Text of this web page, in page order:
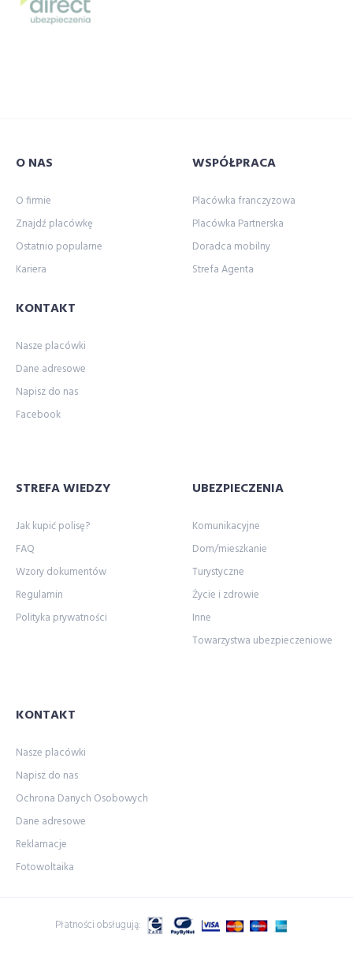
O NAS
O firmie
Znajdź placówkę
Ostatnio popularne
Kariera
KONTAKT
Nasze placówki
Dane adresowe
Napisz do nas
Facebook
WSPÓŁPRACA
Placówka franczyzowa
Placówka Partnerska
Doradca mobilny
Strefa Agenta
STREFA WIEDZY
Jak kupić polisę?
FAQ
Wzory dokumentów
Regulamin
Polityka prywatności
UBEZPIECZENIA
Komunikacyjne
Dom/mieszkanie
Turystyczne
Życie i zdrowie
Inne
Towarzystwa ubezpieczeniowe
KONTAKT
Nasze placówki
Napisz do nas
Ochrona Danych Osobowych
Dane adresowe
Reklamacje
Fotowoltaika
Płatności obsługują: